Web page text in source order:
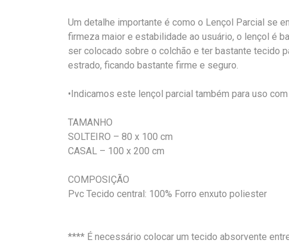
Um detalhe importante é como o Lençol Parcial se
firmeza maior e estabilidade ao usuário, o lençol é
ser colocado sobre o colchão e ter bastante tecido
estrado, ficando bastante firme e seguro.
•Indicamos este lençol parcial também para uso
TAMANHO
SOLTEIRO – 80 x 100 cm
CASAL – 100 x 200 cm
COMPOSIÇÃO
Pvc Tecido central: 100% Forro enxuto poliester
**** É necessário colocar um tecido absorvente